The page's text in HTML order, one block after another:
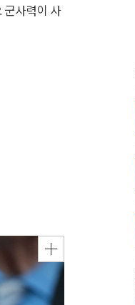
군사력이 사